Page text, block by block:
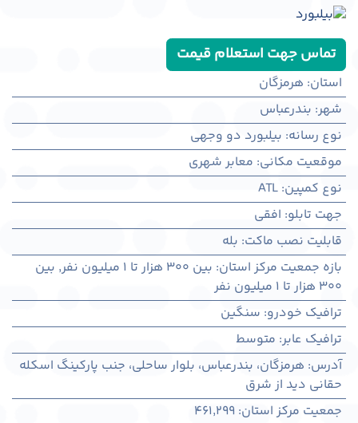
تماس جهت استعلام قیمت
استان: هرمزگان
شهر: بندرعباس
نوع رسانه: بیلبورد دو وجهی
موقعیت مکانی: معابر شهری
نوع کمپین:
ATL
جهت تابلو: افقی
قابلیت نصب ماکت: بله
بازه جمعیت مرکز استان: بین ۳۰۰ هزار تا ۱ میلیون نفر , بین
۳۰۰ هزار تا ۱ میلیون نفر
ترافیک خودرو: سنگین
ترافیک عابر: متوسط
آدرس: هرمزگان، بندرعباس، بلوار ساحلی، جنب پارکینگ اسکله
حقانی دید از شرق
جمعیت مرکز استان:
461,299